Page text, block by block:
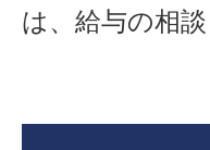
は、給与の相談